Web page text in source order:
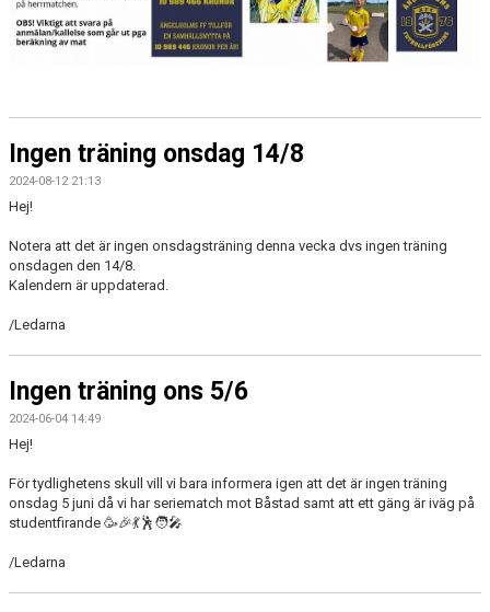
Ingen träning onsdag 14/8
2024-08-12 21:13
Hej!
Notera att det är ingen onsdagsträning denna vecka dvs ingen träning
onsdagen den 14/8.
Kalendern är uppdaterad.
/Ledarna
Ingen träning ons 5/6
2024-06-04 14:49
Hej!
För tydlighetens skull vill vi bara informera igen att det är ingen träning
onsdag 5 juni då vi har seriematch mot Båstad samt att ett gäng är iväg på
studentfirande 🥳🎉💃🕺🧑‍🎤
/Ledarna